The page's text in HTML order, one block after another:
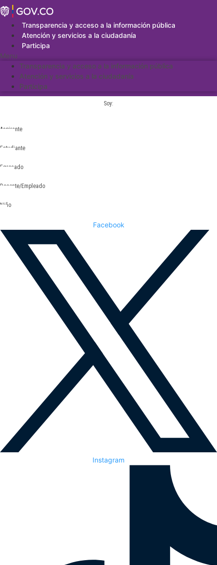
Saltar
al
contenidoTransparencia y acceso a la información pública
Atención y servicios a la ciudadanía
Participa
Menu
Transparencia y acceso a la información pública
Atención y servicios a la ciudadanía
Participa
Soy:
Aspirante
Estudiante
Egresado
Docente/Empleado
Niño
Facebook
Instagram